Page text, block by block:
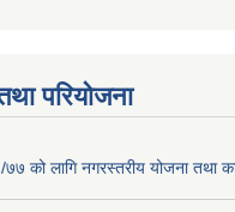
परियोजना
को लागि नगरस्तरीय योजना तथा